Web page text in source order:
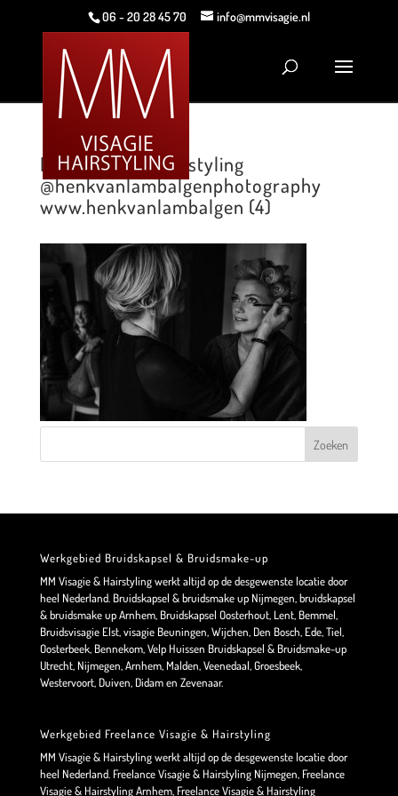
06 - 20 28 45 70 info@mmvisagie.nl
MM Visagie & Hairstyling
@henkvanlambalgenphotography
www.henkvanlambalgen (4)
Werkgebied Bruidskapsel & Bruidsmake-up
MM Visagie & Hairstyling werkt altijd op de desgewenste locatie door
heel Nederland. Bruidskapsel & bruidsmake up Nijmegen, bruidskapsel
& bruidsmake up Arnhem, Bruidskapsel Oosterhout, Lent, Bemmel,
Bruidsvisagie Elst, visagie Beuningen, Wijchen, Den Bosch, Ede, Tiel,
Oosterbeek, Bennekom, Velp Huissen Bruidskapsel & Bruidsmake-up
Utrecht, Nijmegen, Arnhem, Malden, Veenedaal, Groesbeek,
Westervoort, Duiven, Didam en Zevenaar.
Werkgebied Freelance Visagie & Hairstyling
MM Visagie & Hairstyling werkt altijd op de desgewenste locatie door
heel Nederland. Freelance Visagie & Hairstyling Nijmegen, Freelance
Visagie & Hairstyling Arnhem, Freelance Visagie & Hairstyling